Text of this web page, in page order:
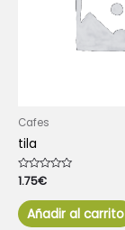
Cafes
tila
Valorado
con
de
5
1.75€
Añadir al carrito